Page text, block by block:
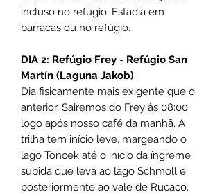
incluso no refúgio. Estadia em
barracas ou no refúgio.
DIA 2: Refúgio Frey - Refúgio San
Martín (Laguna Jakob)
Dia fisicamente mais exigente que o
anterior. Sairemos do Frey às 08:00
logo após nosso café da manhã. A
trilha tem início leve, margeando o
lago Toncek até o início da íngreme
subida que leva ao lago Schmoll e
posteriormente ao vale de Rucaco.